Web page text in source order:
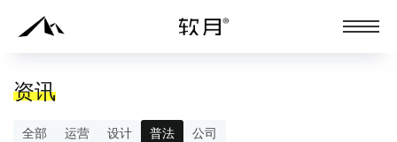
资讯
全部 运营 设计 普法 公司